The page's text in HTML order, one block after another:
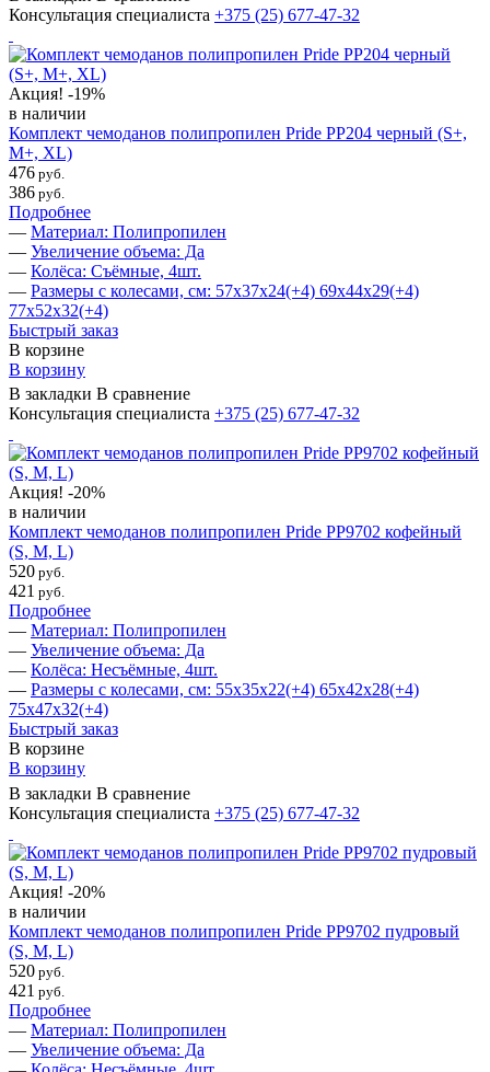
Консультация специалиста +375 (25) 677-47-32
Акция! -19%
в наличии
Комплект чемоданов полипропилен Pride PP204 черный (S+,
M+, ХL)
476 руб.
386 руб.
Подробнее
— Материал: Полипропилен
— Увеличение объема: Да
— Колёса: Съёмные, 4шт.
— Размеры с колесами, см: 57х37х24(+4) 69х44х29(+4)
77х52х32(+4)
Быстрый заказ
В корзине
В корзину
В закладки В сравнение
Консультация специалиста +375 (25) 677-47-32
Акция! -20%
в наличии
Комплект чемоданов полипропилен Pride PP9702 кофейный
(S, M, L)
520 руб.
421 руб.
Подробнее
— Материал: Полипропилен
— Увеличение объема: Да
— Колёса: Несъёмные, 4шт.
— Размеры с колесами, см: 55х35х22(+4) 65х42х28(+4)
75х47х32(+4)
Быстрый заказ
В корзине
В корзину
В закладки В сравнение
Консультация специалиста +375 (25) 677-47-32
Акция! -20%
в наличии
Комплект чемоданов полипропилен Pride PP9702 пудровый
(S, M, L)
520 руб.
421 руб.
Подробнее
— Материал: Полипропилен
— Увеличение объема: Да